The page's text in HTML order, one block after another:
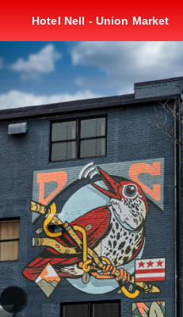
Hotel Nell - Union Market